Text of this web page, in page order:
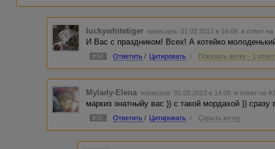
luckywhitetiger написала 01.03.2013 в 14:09 в ответ
И Вас с праздником! Всех! А котейко
#34 Ответить / Цитировать / Показать ветку - 1 ответ
Mylady-Elena написала 01.03.2013 в 14:09 в ответ на
маркиз знатныйу вас )) с такой мордахой ))
#35 Ответить / Цитировать / Скрыть ветку